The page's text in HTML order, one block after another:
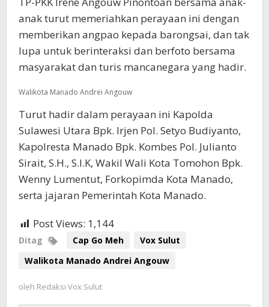
anak turut memeriahkan perayaan ini dengan
memberikan angpao kepada barongsai, dan tak
lupa untuk berinteraksi dan berfoto bersama
masyarakat dan turis mancanegara yang hadir.
Walikota Manado Andrei Angouw
Turut hadir dalam perayaan ini Kapolda
Sulawesi Utara Bpk. Irjen Pol. Setyo Budiyanto,
Kapolresta Manado Bpk. Kombes Pol. Julianto
Sirait, S.H., S.I.K, Wakil Wali Kota Tomohon Bpk.
Wenny Lumentut, Forkopimda Kota Manado,
serta jajaran Pemerintah Kota Manado.
Post Views: 1,144
Ditag Cap Go Meh
Vox Sulut
Walikota Manado Andrei Angouw
oleh Redaksi Vox Sulut